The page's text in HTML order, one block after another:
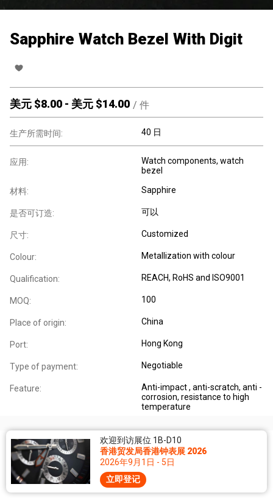
Sapphire Watch Bezel With Digit
美元 $8.00 - 美元 $14.00 / 件
生产所需时间: 40 日
应用:
Watch components, watch
bezel
材料: Sapphire
是否可订造: 可以
尺寸: Customized
Colour: Metallization with colour
Qualification: REACH, RoHS and ISO9001
MOQ: 100
Place of origin: China
Port: Hong Kong
Type of payment: Negotiable
Feature:
Anti-impact , anti-scratch, anti -
corrosion, resistance to high
temperature
欢迎到访展位 1B-D10
香港贸发局香港钟表展 2026
2026年9月1日 - 5日
立即登记